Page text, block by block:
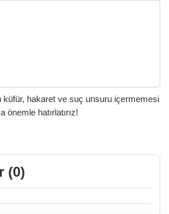
küfür, hakaret ve suç unsuru içermemesi
önemle hatırlatırız!
(0)